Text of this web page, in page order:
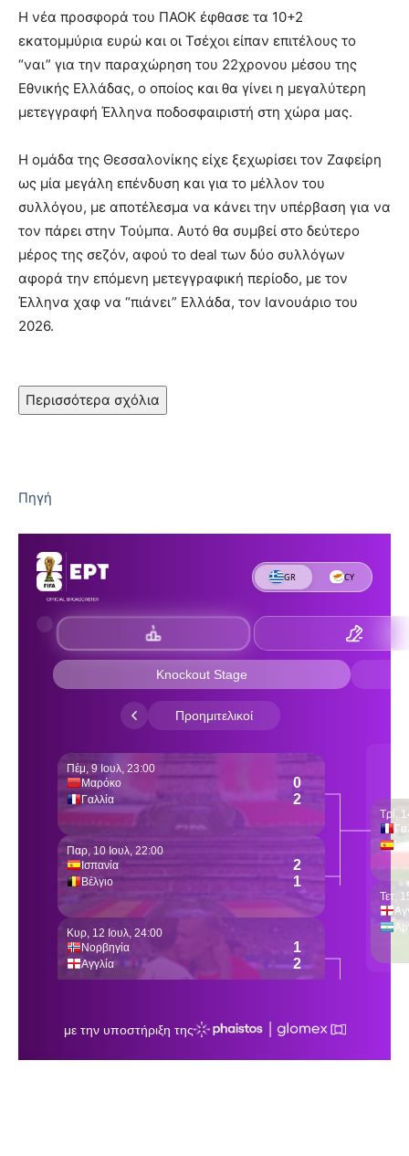
Η νέα προσφορά του ΠΑΟΚ έφθασε τα 10+2
εκατομμύρια ευρώ και οι Τσέχοι είπαν επιτέλους το
“ναι” για την παραχώρηση του 22χρονου μέσου της
Εθνικής Ελλάδας, ο οποίος και θα γίνει η μεγαλύτερη
μετεγγραφή Έλληνα ποδοσφαιριστή στη χώρα μας.
Η ομάδα της Θεσσαλονίκης είχε ξεχωρίσει τον Ζαφείρη
ως μία μεγάλη επένδυση και για το μέλλον του
συλλόγου, με αποτέλεσμα να κάνει την υπέρβαση για να
τον πάρει στην Τούμπα. Αυτό θα συμβεί στο δεύτερο
μέρος της σεζόν, αφού το deal των δύο συλλόγων
αφορά την επόμενη μετεγγραφική περίοδο, με τον
Έλληνα χαφ να “πιάνει” Ελλάδα, τον Ιανουάριο του
2026.
Περισσότερα σχόλια
Πηγή